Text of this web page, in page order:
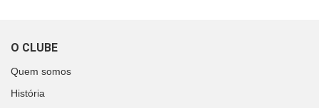
O CLUBE
Quem somos
História